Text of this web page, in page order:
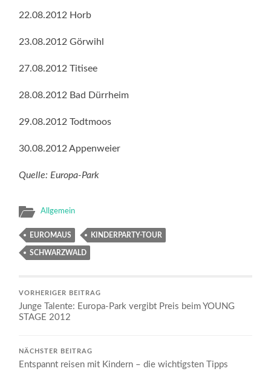
22.08.2012 Horb
23.08.2012 Görwihl
27.08.2012 Titisee
28.08.2012 Bad Dürrheim
29.08.2012 Todtmoos
30.08.2012 Appenweier
Quelle: Europa-Park
Allgemein
EUROMAUS KINDERPARTY-TOUR
SCHWARZWALD
VORHERIGER BEITRAG
Junge Talente: Europa-Park vergibt Preis beim YOUNG
STAGE 2012
NÄCHSTER BEITRAG
Entspannt reisen mit Kindern – die wichtigsten Tipps